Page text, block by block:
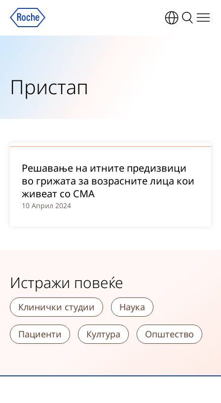
Пристап
Решавање на итните предизвици
во грижата за возрасните лица кои
живеат со СМА
10 Април 2024
Истражи повеќе
Клинички студии Наука
Пациенти Култура Општество